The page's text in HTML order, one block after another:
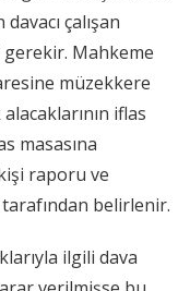
çalışan
Mahkeme
müzekkere
iflas
masasına
raporu ve
belirlenir.
ilgili dava